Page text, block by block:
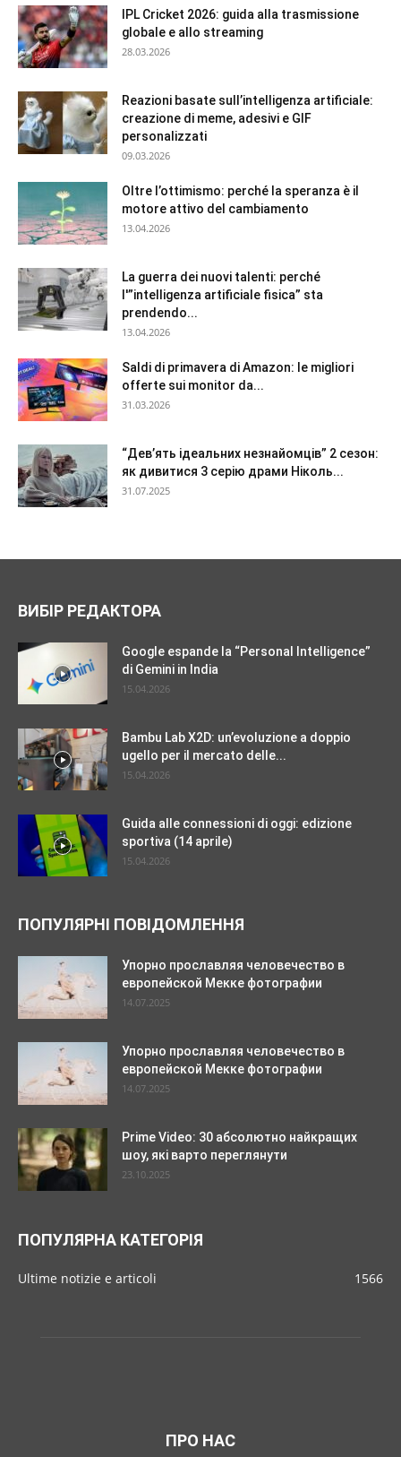
IPL Cricket 2026: guida alla trasmissione
globale e allo streaming
28.03.2026
Reazioni basate sull’intelligenza artificiale:
creazione di meme, adesivi e GIF
personalizzati
09.03.2026
Oltre l’ottimismo: perché la speranza è il
motore attivo del cambiamento
13.04.2026
La guerra dei nuovi talenti: perché
l'”intelligenza artificiale fisica” sta
prendendo...
13.04.2026
Saldi di primavera di Amazon: le migliori
offerte sui monitor da...
31.03.2026
“Дев’ять ідеальних незнайомців” 2 сезон:
як дивитися 3 серію драми Ніколь...
31.07.2025
ВИБІР РЕДАКТОРА
Google espande la “Personal Intelligence”
di Gemini in India
15.04.2026
Bambu Lab X2D: un’evoluzione a doppio
ugello per il mercato delle...
15.04.2026
Guida alle connessioni di oggi: edizione
sportiva (14 aprile)
15.04.2026
ПОПУЛЯРНІ ПОВІДОМЛЕННЯ
Упорно прославляя человечество в
европейской Мекке фотографии
14.07.2025
Упорно прославляя человечество в
европейской Мекке фотографии
14.07.2025
Prime Video: 30 абсолютно найкращих
шоу, які варто переглянути
23.10.2025
ПОПУЛЯРНА КАТЕГОРІЯ
Ultime notizie e articoli 1566
ПРО НАС